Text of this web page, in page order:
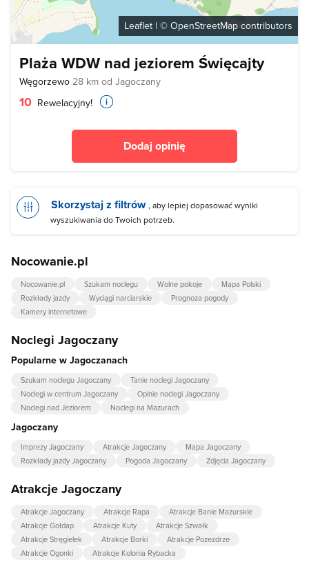
Leaflet | © OpenStreetMap contributors
Plaża WDW nad jeziorem Święcajty
Węgorzewo 28 km od Jagoczany
10 Rewelacyjny!
Dodaj opinię
Skorzystaj z filtrów , aby lepiej dopasować wyniki
wyszukiwania do Twoich potrzeb.
Nocowanie.pl
Nocowanie.pl Szukam noclegu Wolne pokoje
Mapa Polski
Rozkłady jazdy
Wyciągi narciarskie
Prognoza pogody
Kamery internetowe
Noclegi Jagoczany
Popularne w Jagoczanach
Szukam noclegu Jagoczany
Tanie noclegi Jagoczany
Noclegi w centrum Jagoczany
Opinie noclegi Jagoczany
Noclegi nad Jeziorem
Noclegi na Mazurach
Jagoczany
Imprezy Jagoczany Atrakcje Jagoczany
Mapa Jagoczany
Rozkłady jazdy Jagoczany
Pogoda Jagoczany Zdjęcia Jagoczany
Atrakcje Jagoczany
Atrakcje Jagoczany Atrakcje Rapa
Atrakcje Banie Mazurskie
Atrakcje Gołdap
Atrakcje Kuty
Atrakcje Szwałk
Atrakcje Stręgielek
Atrakcje Borki
Atrakcje Pozezdrze
Atrakcje Ogonki
Atrakcje Kolonia Rybacka